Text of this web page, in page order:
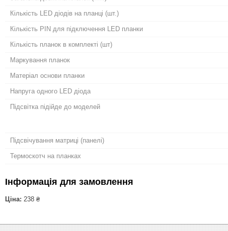
Кількість LED діодів на планці (шт.)
Кількість PIN для підключення LED планки
Кількість планок в комплекті (шт)
Маркування планок
Матеріал основи планки
Напруга одного LED діода
Підсвітка підійде до моделей
Підсвічування матриці (панелі)
Термоскотч на планках
Інформація для замовлення
Ціна: 238 ₴